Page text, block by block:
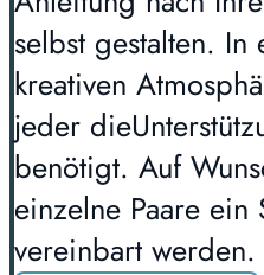
selbst gestalten.
kreativen
jeder
benötigt. Auf
einzelne Paare ein
vereinbart werden.